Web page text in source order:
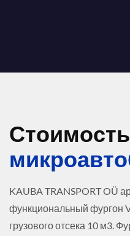
KAUBA TRANSPORT OÜ
функциональный фургон
грузового отсека 10 м3.